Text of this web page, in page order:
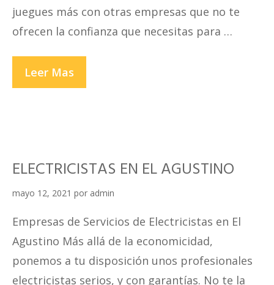
juegues más con otras empresas que no te
ofrecen la confianza que necesitas para …
Leer Mas
EN
ELECTRICISTAS EN EL AGUSTINO
mayo 12, 2021 por admin
Empresas de Servicios de Electricistas en El
Agustino Más allá de la economicidad,
ponemos a tu disposición unos profesionales
electricistas serios, y con garantías. No te la